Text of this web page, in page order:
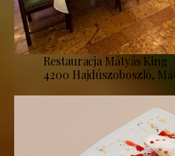
Restauracja Mátyás King
4200 Hajdúszoboszló,